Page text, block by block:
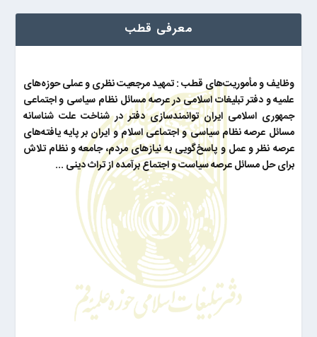
معرفی قطب
وظایف و مأموریت‌های قطب : تمهید مرجعیت نظری و عملی حوزه‌های
علمیه و دفتر تبلیغات اسلامی در عرصه مسائل نظام سیاسی و اجتماعی
جمهوری اسلامی ایران توانمندسازی دفتر در شناخت علت شناسانه
مسائل عرصه نظام سیاسی و اجتماعی اسلام و ایران بر پایه یافته‌های
عرصه نظر و عمل و پاسخ‌گویی به نیازهای مردم، جامعه و نظام تلاش
برای حل مسائل عرصه سیاست و اجتماع برآمده از تراث دینی ...